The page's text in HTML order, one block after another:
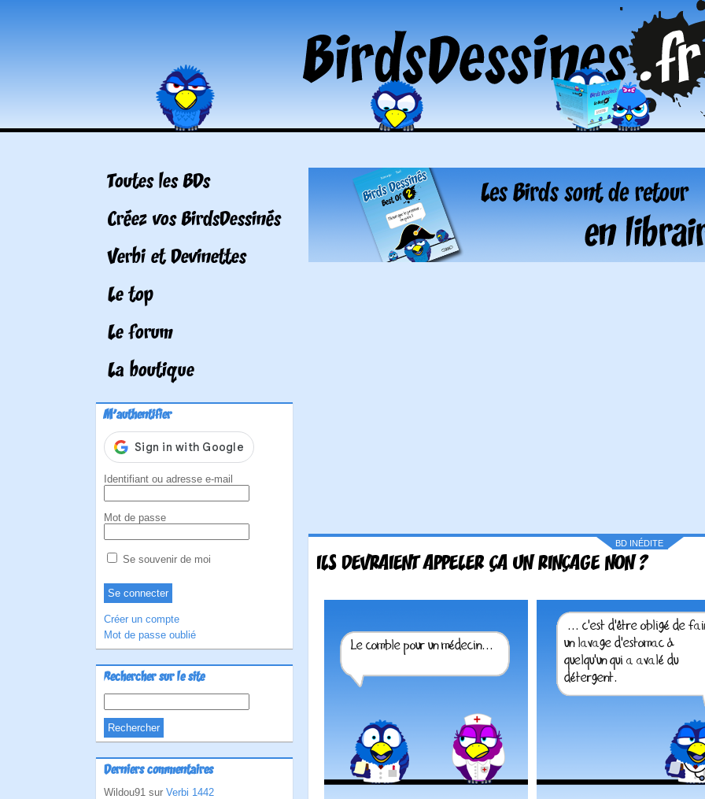
Toutes les BDs
Créez vos BirdsDessinés
Verbi et Devinettes
Le top
Le forum
La boutique
M'authentifier
Identifiant ou adresse e-mail
Mot de passe
Se souvenir de moi
Créer un compte
Mot de passe oublié
Rechercher sur le site
Derniers commentaires
Wildou91 sur Verbi 1442
BD INÉDITE
ILS DEVRAIENT APPELER ÇA UN RINÇAGE NON ?